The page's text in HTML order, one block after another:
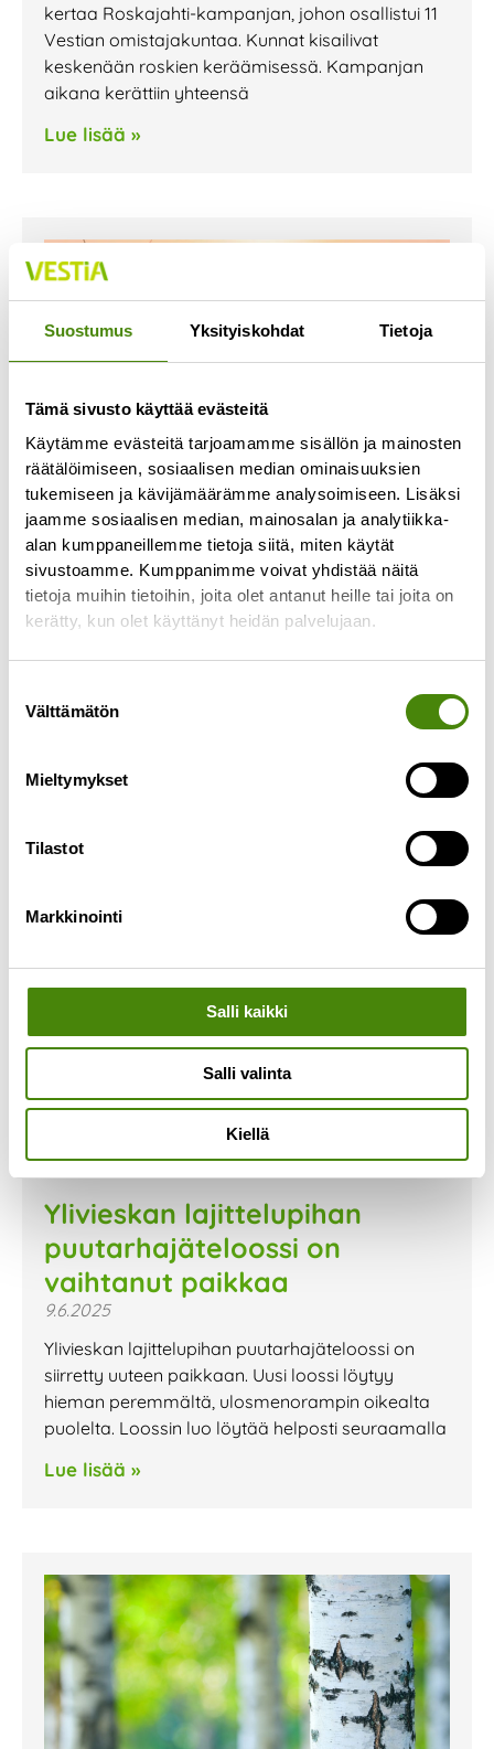
Suostumus Yksityiskohdat Tietoja
Tämä sivusto käyttää evästeitä
Käytämme evästeitä tarjoamamme sisällön ja mainosten
räätälöimiseen, sosiaalisen median ominaisuuksien
tukemiseen ja kävijämäärämme analysoimiseen. Lisäksi
jaamme sosiaalisen median, mainosalan ja analytiikka-
alan kumppaneillemme tietoja siitä, miten käytät
sivustoamme. Kumppanimme voivat yhdistää näitä
tietoja muihin tietoihin, joita olet antanut heille tai joita on
kerätty, kun olet käyttänyt heidän palvelujaan.
valinta
Välttämätön
Mieltymykset
Tilastot
Markkinointi
Salli kaikki
Salli valinta
Kiellä
kertaa Roskajahti-kampanjan, johon osallistui 11
Vestian omistajakuntaa. Kunnat kisailivat
keskenään roskien keräämisessä. Kampanjan
aikana kerättiin yhteensä
Lue lisää »
Kesä kevyemmäksi – myös
roskapussille!
12.6.2025
Aurinko paistaa, grilli käy kuumana ja piknik-viltti
levitetään nurmikolle. Mutta mitä jos tänä kesänä
kevennettäisiin myös jätteen määrää? Pienillä
Lue lisää »
Ylivieskan lajittelupihan
puutarhajäteloossi on
vaihtanut paikkaa
9.6.2025
Ylivieskan lajittelupihan puutarhajäteloossi on
siirretty uuteen paikkaan. Uusi loossi löytyy
hieman peremmältä, ulosmenorampin oikealta
puolelta. Loossin luo löytää helposti seuraamalla
Lue lisää »